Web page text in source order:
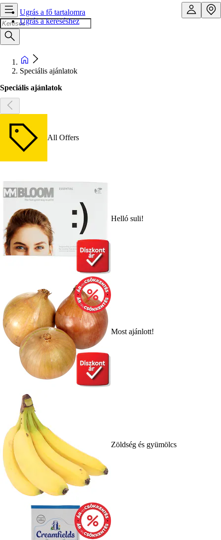
Ugrás a fő tartalomra
Ugrás a kereséshez
Speciális ajánlatok
Speciális ajánlatok
All Offers
Helló suli!
Most ajánlott!
Zöldség és gyümölcs